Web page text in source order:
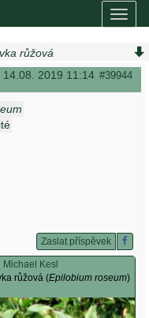
růžová
14.08. 2019 11:14 #39944
Zaslat příspěvek
Michael Kesl
růžová (Epilobium roseum)